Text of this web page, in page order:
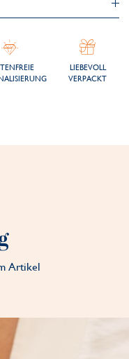
LIEBEVOLL
VERPACKT
Artikel